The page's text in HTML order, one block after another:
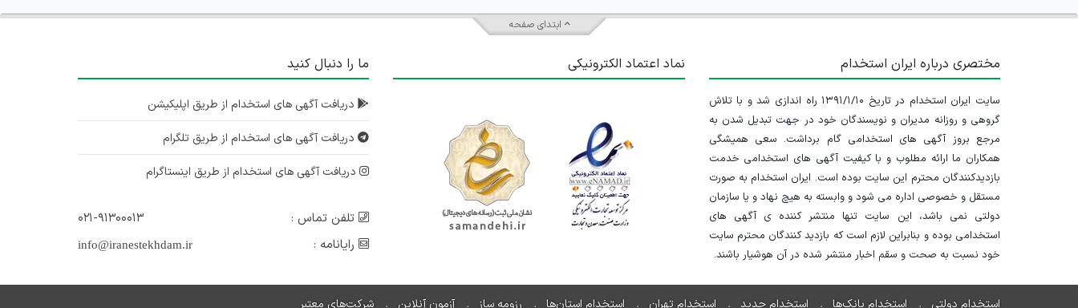
۱ سال پیش منقضی شده
ابتدای صفحه
مختصری درباره ایران استخدام
سایت ایران استخدام در تاریخ ۱۳۹۱/۱/۱۰ راه اندازی شد و با تلاش
گروهی و روزانه مدیران و نویسندگان خود در جهت تبدیل شدن به
مرجع بروز آگهی های استخدامی گام برداشت. سعی همیشگی
همکاران ما ارائه مطلوب و با کیفیت آگهی های استخدامی خدمت
بازدیدکنندگان محترم این سایت بوده است. ایران استخدام به صورت
مستقل و خصوصی اداره می شود و وابسته به هیچ نهاد و یا سازمان
دولتی نمی باشد، این سایت تنها منتشر کننده ی آگهی های
استخدامی بوده و بنابراین لازم است که بازدید کنندگان محترم سایت
خود نسبت به صحت و سقم اخبار منتشر شده در آن هوشیار باشند.
نماد اعتماد الکترونیکی ما را دنبال کنید
دریافت آگهی های استخدام از طریق اپلیکیشن
دریافت آگهی های استخدام از طریق تلگرام
دریافت آگهی های استخدام از طریق اینستاگرام
تلفن تماس :
۰۲۱-۹۱۳۰۰۰۱۳
رایانامه :
info@iranestekhdam.ir
استخدام دولتی استخدام بانک‌ها استخدام جدید استخدام تهران استخدام استان‌ها رزومه ساز آزمون آنلاین شرکت‌های معتبر